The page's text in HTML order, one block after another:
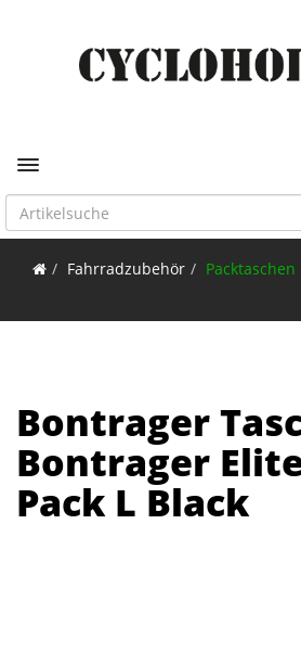
Toggle navigation
Fahrradzubehör Packtaschen
Bontrager
Bontrager
Pack L Black